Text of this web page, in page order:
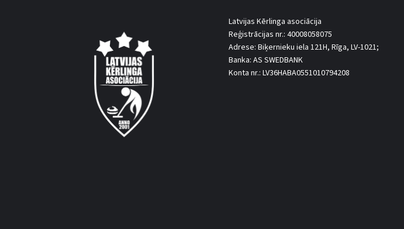
Latvijas Kērlinga asociācija
Reģistrācijas nr.: 40008058075
Adrese: Biķernieku iela 121H, Rīga, LV-1021;
Banka: AS SWEDBANK
Konta nr.: LV36HABA0551010794208